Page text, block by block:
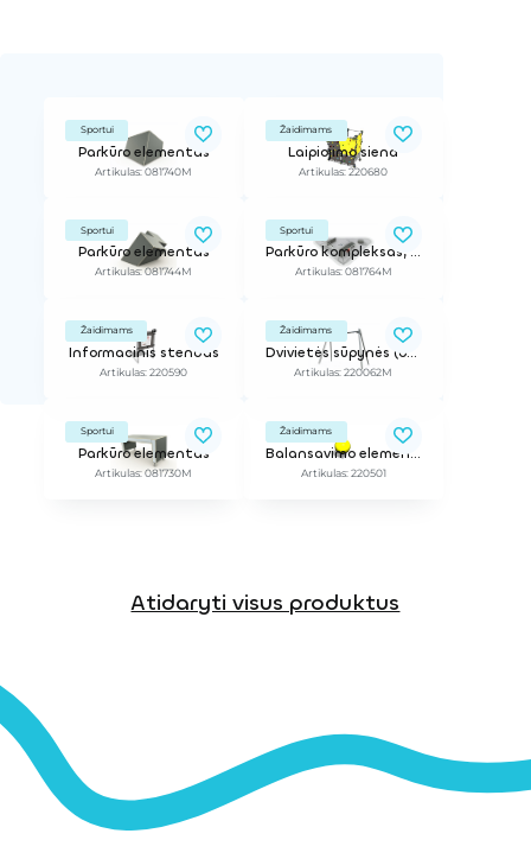
Sportui
Parkūro elementas
Artikulas: 081740M
Žaidimams
Laipiojimo siena
Artikulas: 220680
Sportui
Parkūro elementas
Artikulas: 081744M
Sportui
Parkūro kompleksas, 85 m2
Artikulas: 081764M
Žaidimams
Informacinis stendas
Artikulas: 220590
Žaidimams
Dvivietės sūpynės (be sėdynių)
Artikulas: 220062M
Sportui
Parkūro elementas
Artikulas: 081730M
Žaidimams
Balansavimo elementas
Artikulas: 220501
Atidaryti visus produktus